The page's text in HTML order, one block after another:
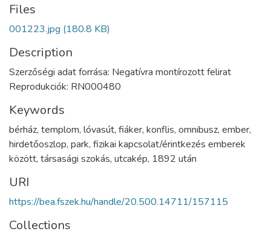
Files
001223.jpg (180.8 KB)
Description
Szerzőségi adat forrása: Negatívra montírozott felirat
Reprodukciók: RN000480
Keywords
bérház, templom, lóvasút, fiáker, konflis, omnibusz, ember,
hirdetőoszlop, park, fizikai kapcsolat/érintkezés emberek
között, társasági szokás, utcakép, 1892 után
URI
https://bea.fszek.hu/handle/20.500.14711/157115
Collections